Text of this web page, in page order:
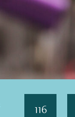
116